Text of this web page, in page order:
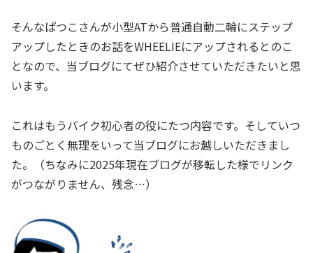
そんなぱつこさんが小型ATから普通自動二輪にステップ
アップしたときのお話をWHEELIEにアップされるとのこ
となので、当ブログにてぜひ紹介させていただきたいと思
います。
これはもうバイク初心者の役にたつ内容です。そしていつ
ものごとく無理をいって当ブログにお越しいただきまし
た。
（ちなみに2025年現在ブログが移転した様でリンク
がつながりません、残念…）